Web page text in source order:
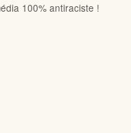
100% antiraciste !